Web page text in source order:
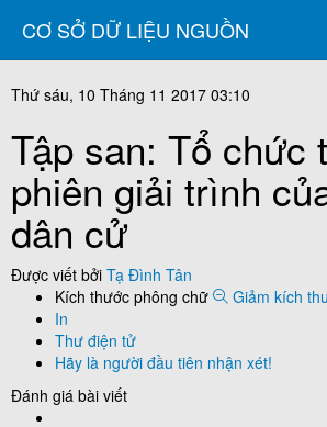
CƠ SỞ DỮ LIỆU NGUỒN
Thứ sáu, 10 Tháng 11 2017 03:10
Tập san: Tổ chức
phiên giải trình
dân cử
Được viết bởi Tạ Đình Tân
Kích thước phông chữ
Giảm kích
In
Thư điện tử
Hãy là người đầu tiên nhận xét!
Đánh giá bài viết